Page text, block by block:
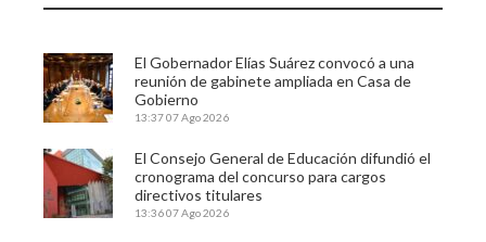
El Gobernador Elías Suárez convocó a una
reunión de gabinete ampliada en Casa de
Gobierno
13:3707 Ago 2026
El Consejo General de Educación difundió el
cronograma del concurso para cargos
directivos titulares
13:3607 Ago 2026